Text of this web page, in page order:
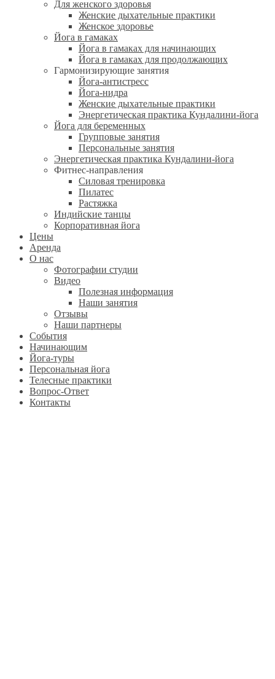
Для женского здоровья
Женские дыхательные практики
Женское здоровье
Йога в гамаках
Йога в гамаках для начинающих
Йога в гамаках для продолжающих
Гармонизирующие занятия
Йога-антистресс
Йога-нидра
Женские дыхательные практики
Энергетическая практика Кундалини-йога
Йога для беременных
Групповые занятия
Персональные занятия
Энергетическая практика Кундалини-йога
Фитнес-направления
Силовая тренировка
Пилатес
Растяжка
Индийские танцы
Корпоративная йога
Цены
Аренда
О нас
Фотографии студии
Видео
Полезная информация
Наши занятия
Отзывы
Наши партнеры
События
Начинающим
Йога-туры
Персональная йога
Телесные практики
Вопрос-Ответ
Контакты